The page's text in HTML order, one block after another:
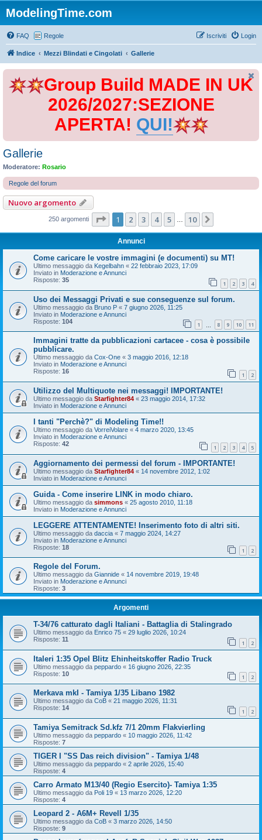
ModelingTime.com
FAQ Regole Login
Iscriviti
Indice Mezzi Blindati e Cingolati Gallerie
Group Build MADE IN UK
2026/2027:SEZIONE
APERTA! QUI!
Gallerie
Moderatore: Rosario
Regole del forum
Nuovo argomento
250 argomenti Pagina di 10
1 2 3 4 5 10
Annunci
Come caricare le vostre immagini (e documenti) su MT!
Ultimo messaggio da Kegelbahn « 22 febbraio 2023, 17:09
Inviato in Moderazione e Annunci
Risposte: 35 1 2 3 4
Uso dei Messaggi Privati e sue conseguenze sul forum.
Ultimo messaggio da Bruno P « 7 giugno 2026, 11:25
Inviato in Moderazione e Annunci
Risposte: 104 1 8 9 10 11
Immagini tratte da pubblicazioni cartacee - cosa è possibile
pubblicare.
Ultimo messaggio da Cox-One « 3 maggio 2016, 12:18
Inviato in Moderazione e Annunci
Risposte: 16 1 2
Utilizzo del Multiquote nei messaggi! IMPORTANTE!
Ultimo messaggio da Starfighter84 « 23 maggio 2014, 17:32
Inviato in Moderazione e Annunci
I tanti "Perchè?" di Modeling Time!!
Ultimo messaggio da VorreiVolare « 4 marzo 2020, 13:45
Inviato in Moderazione e Annunci
Risposte: 42 1 2 3 4 5
Aggiornamento dei permessi del forum - IMPORTANTE!
Ultimo messaggio da Starfighter84 « 14 novembre 2012, 1:02
Inviato in Moderazione e Annunci
Guida - Come inserire LINK in modo chiaro.
Ultimo messaggio da simmons « 25 agosto 2010, 11:18
Inviato in Moderazione e Annunci
LEGGERE ATTENTAMENTE! Inserimento foto di altri siti.
Ultimo messaggio da daccia « 7 maggio 2024, 14:27
Inviato in Moderazione e Annunci
Risposte: 18 1 2
Regole del Forum.
Ultimo messaggio da Giannide « 14 novembre 2019, 19:48
Inviato in Moderazione e Annunci
Risposte: 3
Argomenti
T-34/76 catturato dagli Italiani - Battaglia di Stalingrado
Ultimo messaggio da Enrico 75 « 29 luglio 2026, 10:24
Risposte: 11 1 2
Italeri 1:35 Opel Blitz Ehinheitskoffer Radio Truck
Ultimo messaggio da peppardo « 16 giugno 2026, 22:35
Risposte: 10 1 2
Merkava mkI - Tamiya 1/35 Libano 1982
Ultimo messaggio da CoB « 21 maggio 2026, 11:31
Risposte: 14 1 2
Tamiya Semitrack Sd.kfz 7/1 20mm Flakvierling
Ultimo messaggio da peppardo « 10 maggio 2026, 11:42
Risposte: 7
TIGER I "SS Das reich division" - Tamiya 1/48
Ultimo messaggio da peppardo « 2 aprile 2026, 15:40
Risposte: 4
Carro Armato M13/40 (Regio Esercito)- Tamiya 1:35
Ultimo messaggio da Poli 19 « 13 marzo 2026, 12:20
Risposte: 4
Leopard 2 - A6M+ Revell 1/35
Ultimo messaggio da CoB « 3 marzo 2026, 14:50
Risposte: 9